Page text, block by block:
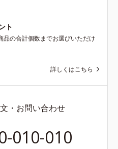
ト
品の合計個数までお選びいただけ
詳しくはこちら
・お問い合わせ
010-010